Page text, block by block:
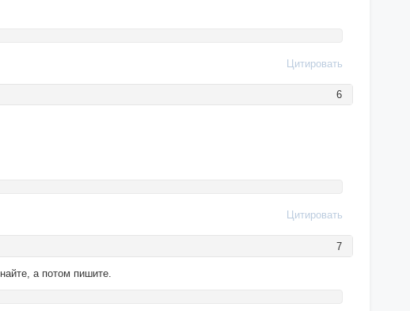
Цитировать
6
Цитировать
7
а потом пишите.